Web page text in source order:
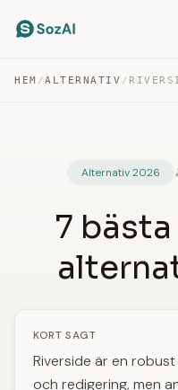
HEM /ALTERNATIV /
Alternativ 2026
7
KORT SAGT
Riverside är en
och redigering, men